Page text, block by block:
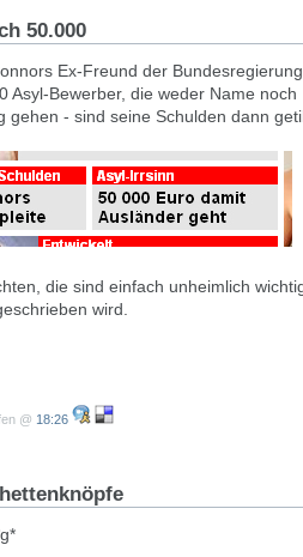
50.000
Ex-Freund der
Asyl-Bewerber, die weder Name
gehen - sind seine Schulden dann
die sind einfach unheimlich
wird.
@ 18:26